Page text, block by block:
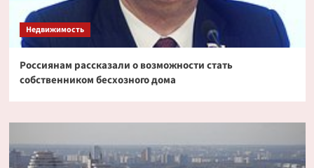
Недвижимость
Россиянам рассказали о возможности стать
собственником бесхозного дома